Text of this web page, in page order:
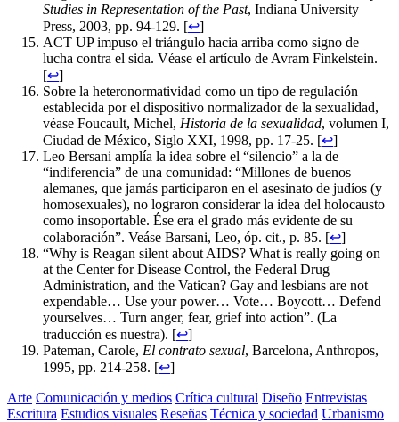
Studies in Representation of the Past, Indiana University
Press, 2003, pp. 94-129. [↩]
ACT UP impuso el triángulo hacia arriba como signo de
lucha contra el sida. Véase el artículo de Avram Finkelstein.
[↩]
Sobre la heteronormatividad como un tipo de regulación
establecida por el dispositivo normalizador de la sexualidad,
véase Foucault, Michel, Historia de la sexualidad, volumen I,
Ciudad de México, Siglo XXI, 1998, pp. 17-25. [↩]
Leo Bersani amplía la idea sobre el “silencio” a la de
“indiferencia” de una comunidad: “Millones de buenos
alemanes, que jamás participaron en el asesinato de judíos (y
homosexuales), no lograron considerar la idea del holocausto
como insoportable. Ése era el grado más evidente de su
colaboración”. Veáse Barsani, Leo, óp. cit., p. 85. [↩]
“Why is Reagan silent about AIDS? What is really going on
at the Center for Disease Control, the Federal Drug
Administration, and the Vatican? Gay and lesbians are not
expendable… Use your power… Vote… Boycott… Defend
yourselves… Turn anger, fear, grief into action”. (La
traducción es nuestra). [↩]
Pateman, Carole, El contrato sexual, Barcelona, Anthropos,
1995, pp. 214-258. [↩]
Arte Comunicación y medios Crítica cultural Diseño Entrevistas
Escritura Estudios visuales Reseñas Técnica y sociedad Urbanismo